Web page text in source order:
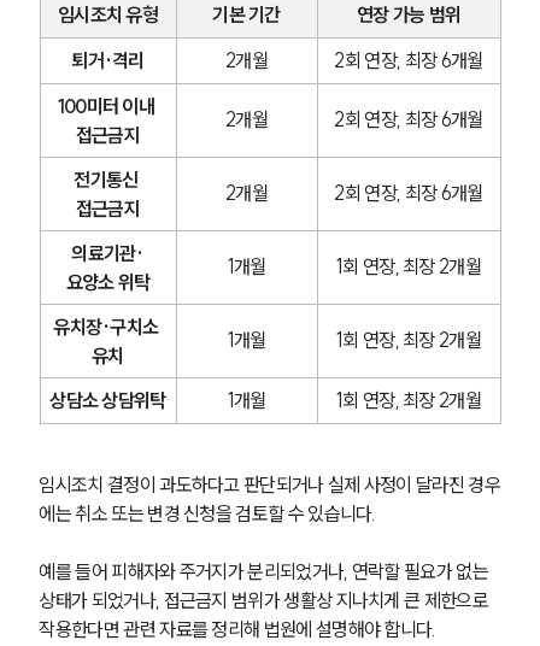
임시조치 유형 기본 기간
연장 가능 범위
퇴거·격리
2개월
2회 연장, 최장 6개월
100미터 이내
접근금지
2개월 2회 연장, 최장 6개월
전기통신
접근금지
2개월 2회 연장, 최장 6개월
의료기관·
요양소 위탁
1개월 1회 연장, 최장 2개월
유치장·구치소
유치
1개월 1회 연장, 최장 2개월
상담소 상담위탁 1개월 1회 연장, 최장 2개월
임시조치 결정이 과도하다고 판단되거나 실제 사정이 달라진 경우
에는 취소 또는 변경 신청을 검토할 수 있습니다.
예를 들어 피해자와 주거지가 분리되었거나, 연락할 필요가 없는
상태가 되었거나, 접근금지 범위가 생활상 지나치게 큰 제한으로
작용한다면 관련 자료를 정리해 법원에 설명해야 합니다.